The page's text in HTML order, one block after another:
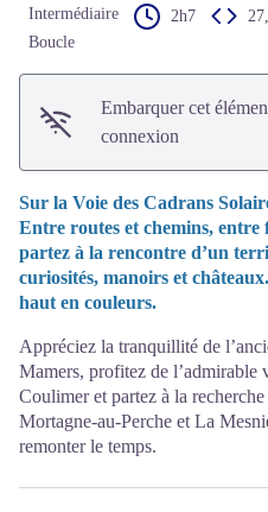
Intermédiaire 2h7
Boucle
Embarquer cet
connexion
Sur la Voie des Cadrans
Entre routes et chemins, entre
partez à la rencontre d’un
curiosités, manoirs et
haut en couleurs.
Appréciez la tranquillité de
Mamers, profitez de l’admirable
Coulimer et partez à la
Mortagne-au-Perche et La
remonter le temps.